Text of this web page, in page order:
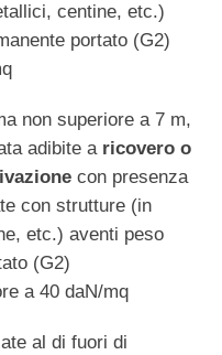
centine, etc.)
portato (G2)
non superiore a 7 m,
adibite a ricovero o
con presenza
con strutture (in
etc.) aventi peso
(G2)
a 40 daN/mq
al di fuori di